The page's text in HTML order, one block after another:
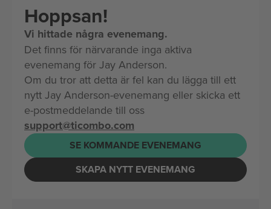
Hoppsan!
Vi hittade några evenemang.
Det finns för närvarande inga aktiva
evenemang för Jay Anderson.
Om du tror att detta är fel kan du lägga till ett
nytt Jay Anderson-evenemang eller skicka ett
e-postmeddelande till oss
support@ticombo.com
SE KOMMANDE EVENEMANG
SKAPA NYTT EVENEMANG